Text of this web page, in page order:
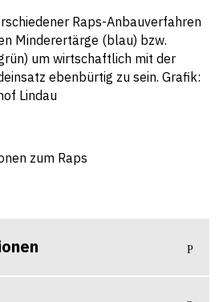
Minderertärge (blau) bzw.
um wirtschaftlich mit der
ebenbürtig zu sein. Grafik:
Lindau
zum Raps